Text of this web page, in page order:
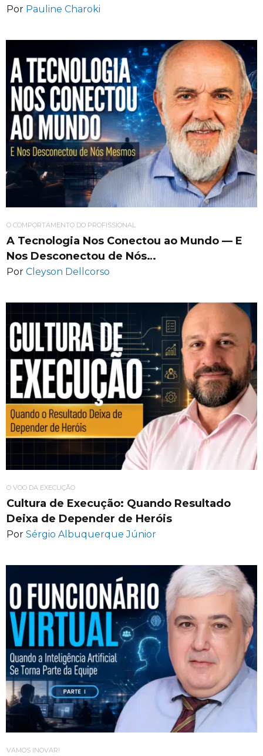
Por Pauline Charoki
O COMPORTAMENTO DO PROFISSIONAL
A Tecnologia Nos Conectou ao Mundo — E
Nos Desconectou de Nós…
Por Cleyson Dellcorso
O VOO DA EXECUÇÃO
Cultura de Execução: Quando Resultado
Deixa de Depender de Heróis
Por Sérgio Albuquerque Júnior
VAMOS INOVAR!